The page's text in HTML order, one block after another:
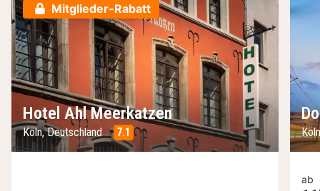
Mitglieder-Rabatt
Hotel Ahl Meerkatzen
Köln, Deutschland 7.1
ab